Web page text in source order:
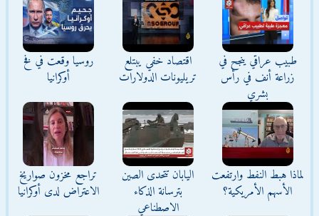
طبيب عراقي ينجح في
زراعة أنف في رأس
بشري
اقتصاد خفي يبتلع
تريليونات الدولارات
روسيا وقعت في فخ
أوكرانيا
لماذا هبط النفط وارتفعت
الأسهم الأمريكية؟
اليابان تتحدى الصين
بترسانة الذكاء
الاصطناعي
تراجع مخزون صواريخ
الاعتراض لدى أوكرانيا